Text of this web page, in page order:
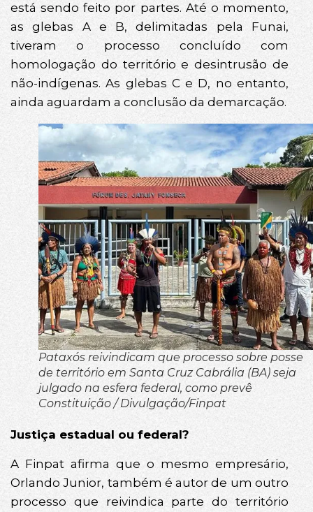
está sendo feito por partes. Até o momento,
as glebas A e B, delimitadas pela Funai,
tiveram o processo concluído com
homologação do território e desintrusão de
não-indígenas. As glebas C e D, no entanto,
ainda aguardam a conclusão da demarcação.
Pataxós reivindicam que processo sobre posse
de território em Santa Cruz Cabrália (BA) seja
julgado na esfera federal, como prevê
Constituição / Divulgação/Finpat
Justiça estadual ou federal?
A Finpat afirma que o mesmo empresário,
Orlando Junior, também é autor de um outro
processo que reivindica parte do território